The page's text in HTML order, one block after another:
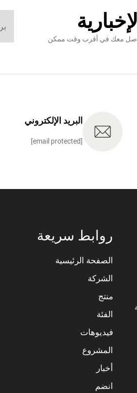
معك في أقرب وقت ممكن
البريد الإلكتروني
[email protected]
روابط سريعة
الصفحة الرئيسية
الشركة
منتج
الفئة
فيديوهات
المشروع
أخبار
انضم